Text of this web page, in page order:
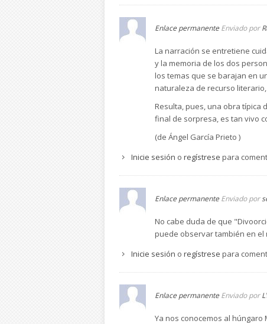
Enlace permanente Enviado por
La narración se entretiene
y la memoria de los dos
los temas que se barajan en
naturaleza de recurso
Resulta, pues, una obra típica
final de sorpresa, es tan vivo
(de Ángel García Prieto )
Inicie sesión o regístrese para
Enlace permanente Enviado por
No cabe duda de que
puede observar también en el
Inicie sesión o regístrese para
Enlace permanente Enviado por
Ya nos conocemos al